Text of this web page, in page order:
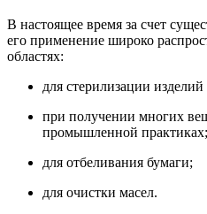
В настоящее время за счет
его применение широко
областях:
для стерилизации
при получении многих
промышленной практиках;
для отбеливания бумаги;
для очистки масел.